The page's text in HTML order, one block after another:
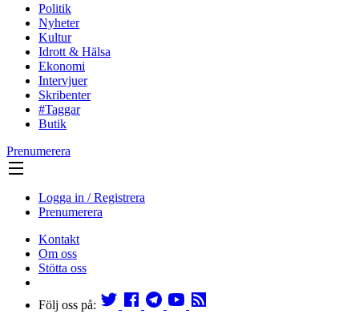
Politik
Nyheter
Kultur
Idrott & Hälsa
Ekonomi
Intervjuer
Skribenter
#Taggar
Butik
Prenumerera
Logga in / Registrera
Prenumerera
Kontakt
Om oss
Stötta oss
Följ oss på: